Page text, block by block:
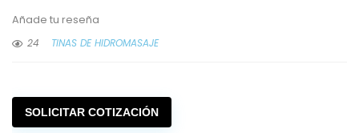
Añade tu reseña
24
TINAS DE HIDROMASAJE
SOLICITAR COTIZACIÓN